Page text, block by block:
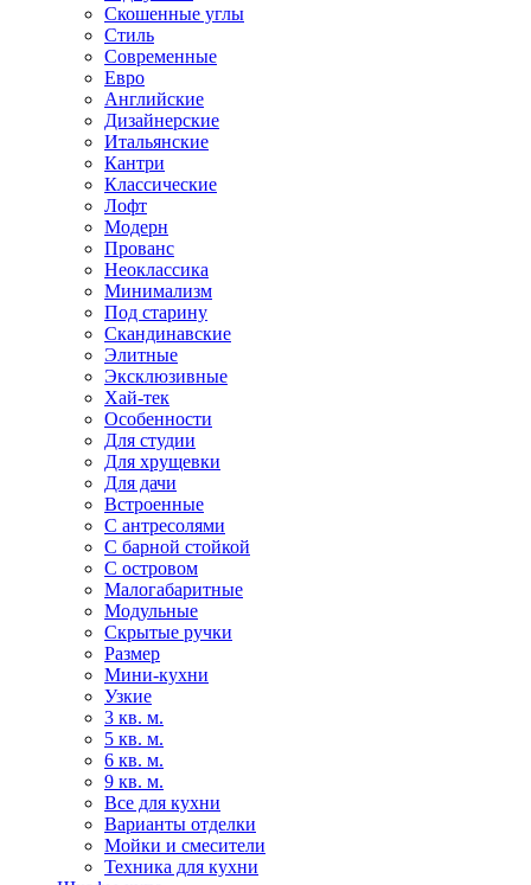
Скошенные углы
Стиль
Современные
Евро
Английские
Дизайнерские
Итальянские
Кантри
Классические
Лофт
Модерн
Прованс
Неоклассика
Минимализм
Под старину
Скандинавские
Элитные
Эксклюзивные
Хай-тек
Особенности
Для студии
Для хрущевки
Для дачи
Встроенные
С антресолями
С барной стойкой
С островом
Малогабаритные
Модульные
Скрытые ручки
Размер
Мини-кухни
Узкие
3 кв. м.
5 кв. м.
6 кв. м.
9 кв. м.
Все для кухни
Варианты отделки
Мойки и смесители
Техника для кухни